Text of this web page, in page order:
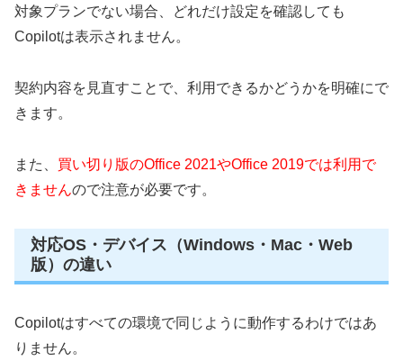
対象プランでない場合、どれだけ設定を確認しても
Copilotは表示されません。
契約内容を見直すことで、利用できるかどうかを明確にで
きます。
また、 買い切り版のOffice 2021やOffice 2019では利用で
きませんので注意が必要です。
対応OS・デバイス（Windows・Mac・Web
版）の違い
Copilotはすべての環境で同じように動作するわけではあ
りません。